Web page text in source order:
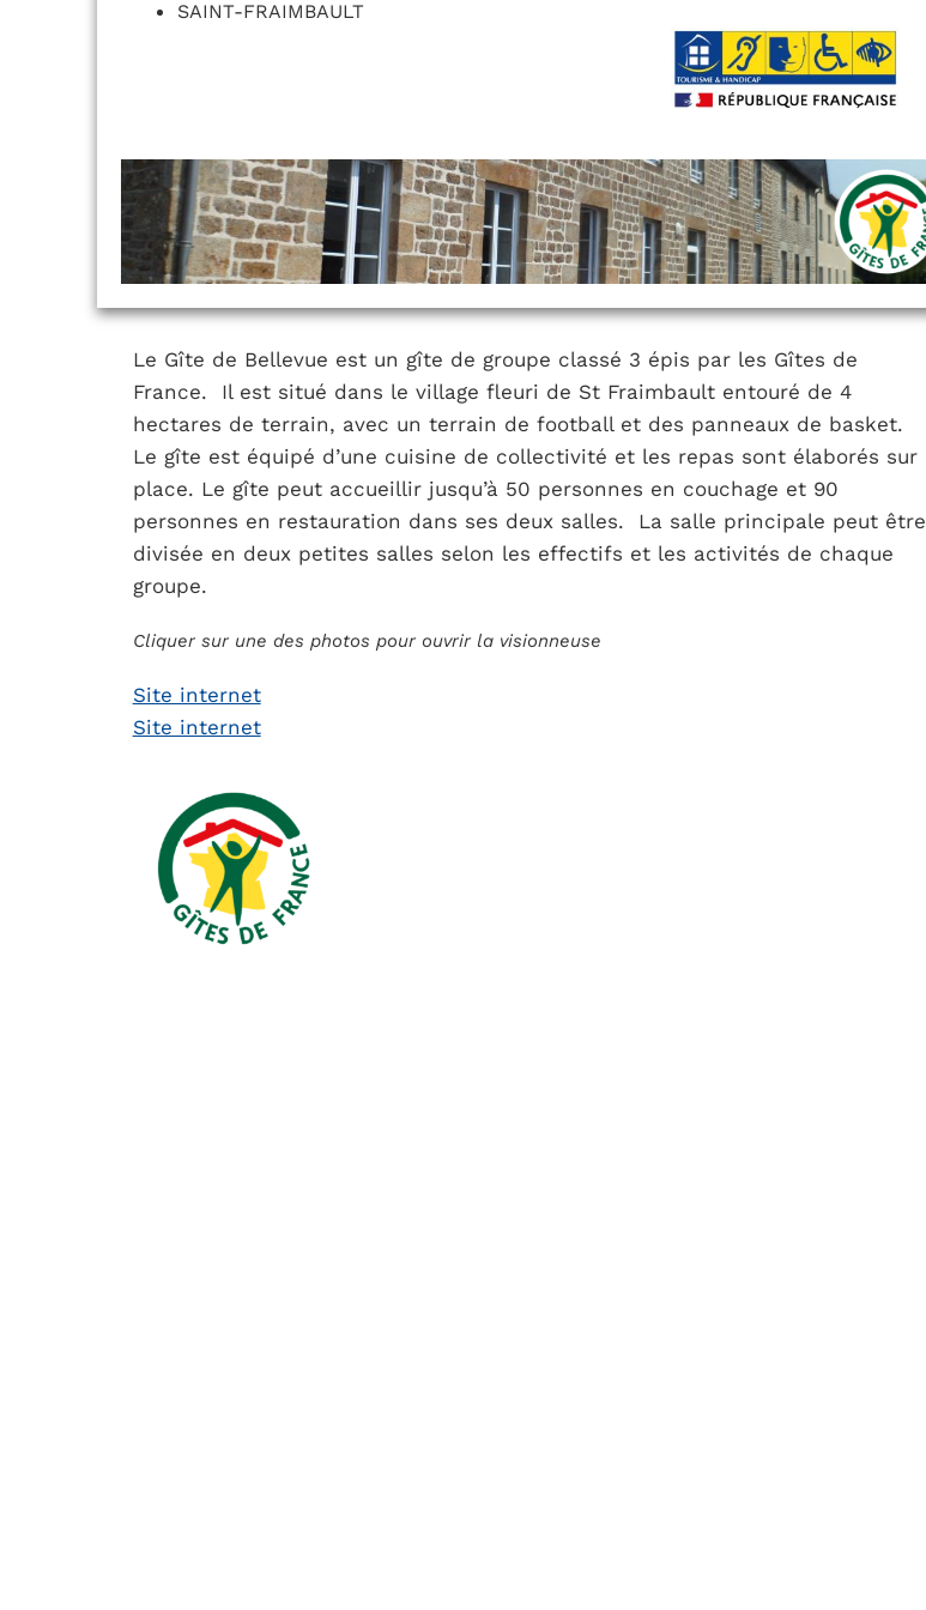
SAINT-FRAIMBAULT
Le Gîte de Bellevue est un gîte de groupe classé 3 épis par les Gîtes de
France. Il est situé dans le village fleuri de St Fraimbault entouré de 4
hectares de terrain, avec un terrain de football et des panneaux de basket.
Le gîte est équipé d’une cuisine de collectivité et les repas sont élaborés sur
place. Le gîte peut accueillir jusqu’à 50 personnes en couchage et 90
personnes en restauration dans ses deux salles. La salle principale peut être
divisée en deux petites salles selon les effectifs et les activités de chaque
groupe.
Cliquer sur une des photos pour ouvrir la visionneuse
Site internet
Site internet